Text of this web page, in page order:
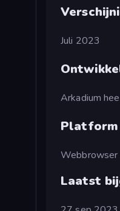
Juli 2023
Arkadium
Platform
Webbrowser
Laatst